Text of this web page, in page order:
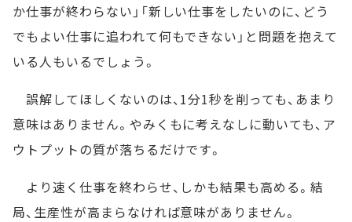
か仕事が終わらない」「新しい仕事をしたいのに、どう
でもよい仕事に追われて何もできない」と問題を抱えて
いる人もいるでしょう。
誤解してほしくないのは、1分1秒を削っても、あまり
意味はありません。やみくもに考えなしに動いても、ア
ウトプットの質が落ちるだけです。
より速く仕事を終わらせ、しかも結果も高める。結
局、生産性が高まらなければ意味がありません。